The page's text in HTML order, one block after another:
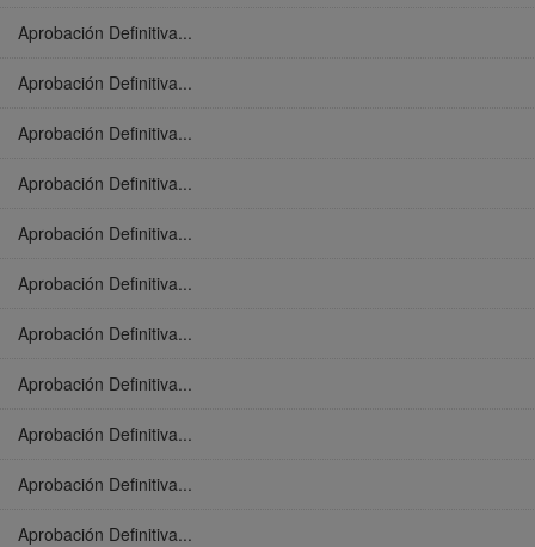
Aprobación Definitiva...
Aprobación Definitiva...
Aprobación Definitiva...
Aprobación Definitiva...
Aprobación Definitiva...
Aprobación Definitiva...
Aprobación Definitiva...
Aprobación Definitiva...
Aprobación Definitiva...
Aprobación Definitiva...
Aprobación Definitiva...